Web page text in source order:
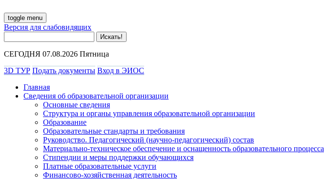
toggle menu
Версия для слабовидящих
СЕГОДНЯ 07.08.2026 Пятница
3D ТУР Подать документы Вход в ЭИОС
Главная
Сведения об образовательной организации
Основные сведения
Структура и органы управления образовательной организации
Образование
Образовательные стандарты и требования
Руководство. Педагогический (научно-педагогический) состав
Материально-техническое обеспечение и оснащенность образовательного процесса
Стипендии и меры поддержки обучающихся
Платные образовательные услуги
Финансово-хозяйственная деятельность